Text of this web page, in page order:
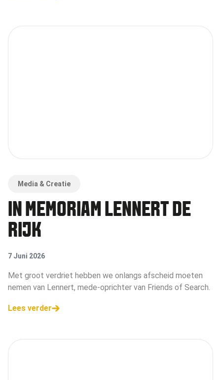
Media & Creatie
IN MEMORIAM LENNERT DE
RIJK
7 Juni 2026
Met groot verdriet hebben we onlangs afscheid moeten
nemen van Lennert, mede-oprichter van Friends of Search.
Lees verder